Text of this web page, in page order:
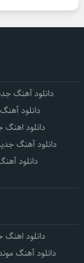
دانلود آهنگ
دانلود
دانلود
دانلود آهنگ
دانلود
دانلود
دانلود آهنگ